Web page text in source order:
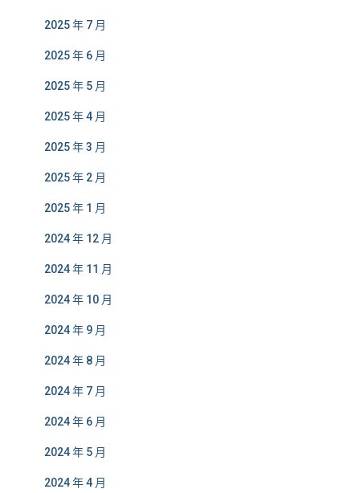
2025 年 7 月
2025 年 6 月
2025 年 5 月
2025 年 4 月
2025 年 3 月
2025 年 2 月
2025 年 1 月
2024 年 12 月
2024 年 11 月
2024 年 10 月
2024 年 9 月
2024 年 8 月
2024 年 7 月
2024 年 6 月
2024 年 5 月
2024 年 4 月